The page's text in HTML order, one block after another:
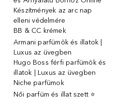
Készítmények az arc nap
elleni védelmére
BB & CC krémek
Armani parfümök és illatok |
Luxus az üvegben
Hugo Boss férfi parfümök és
illatok | Luxus az üvegben
Niche parfümok
Női parfüm és illat szett ⭐